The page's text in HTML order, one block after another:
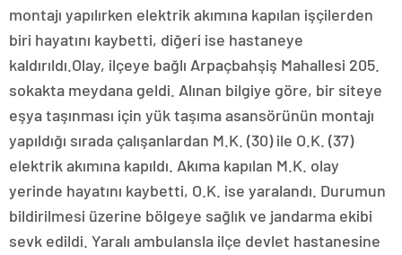
montajı yapılırken elektrik akımına kapılan işçilerden
biri hayatını kaybetti, diğeri ise hastaneye
kaldırıldı.Olay, ilçeye bağlı Arpaçbahşiş Mahallesi 205.
sokakta meydana geldi. Alınan bilgiye göre, bir siteye
eşya taşınması için yük taşıma asansörünün montajı
yapıldığı sırada çalışanlardan M.K. (30) ile O.K. (37)
elektrik akımına kapıldı. Akıma kapılan M.K. olay
yerinde hayatını kaybetti, O.K. ise yaralandı. Durumun
bildirilmesi üzerine bölgeye sağlık ve jandarma ekibi
sevk edildi. Yaralı ambulansla ilçe devlet hastanesine